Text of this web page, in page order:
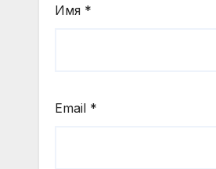
Имя *
Email *